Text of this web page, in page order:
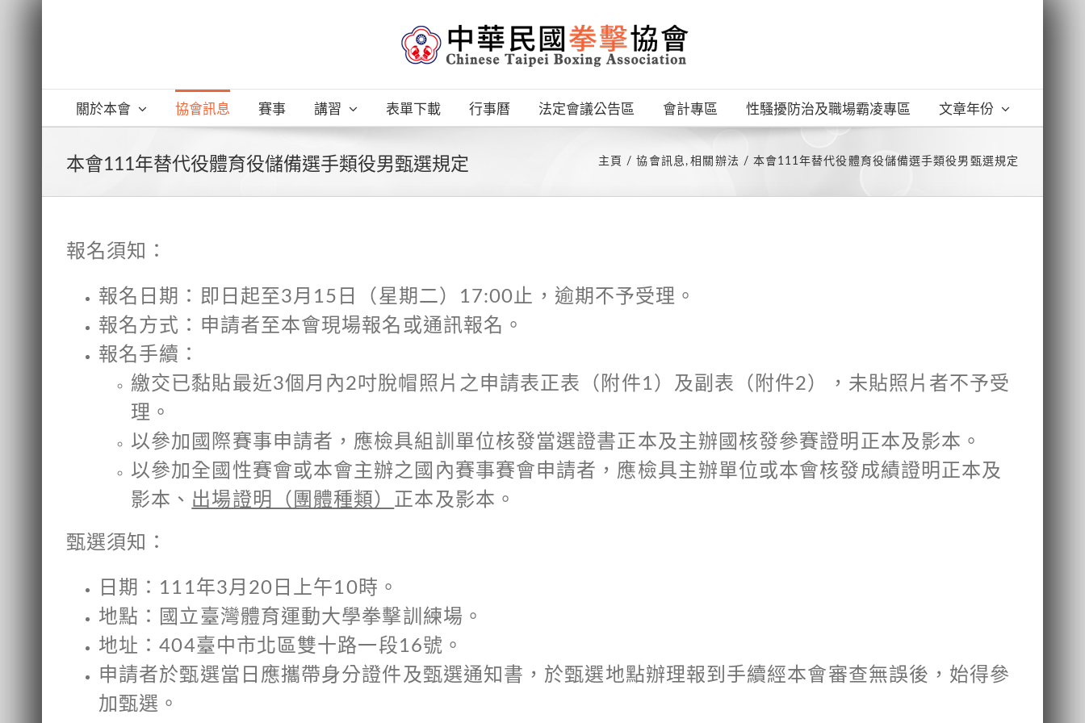
關於本會 協會訊息 賽事 講習 表單下載 行事曆 法定會議公告區 會計專區 性騷擾防治及職場霸凌專區 文章年份
本會111年替代役體育役儲備選手類役男甄選規定 主頁 協會訊息 相關辦法 本會111年替代役體育役儲備選手類役男甄選規定
報名須知：
報名日期：即日起至3月15日（星期二）17:00止，逾期不予受理。
報名方式：申請者至本會現場報名或通訊報名。
報名手續：
繳交已黏貼最近3個月內2吋脫帽照片之申請表正表（附件1）及副表（附件2），未貼照片者不予受
理。
以參加國際賽事申請者，應檢具組訓單位核發當選證書正本及主辦國核發參賽證明正本及影本。
以參加全國性賽會或本會主辦之國內賽事賽會申請者，應檢具主辦單位或本會核發成績證明正本及
影本、 出場證明（團體種類） 正本及影本。
甄選須知：
日期：111年3月20日上午10時。
地點：國立臺灣體育運動大學拳擊訓練場。
地址：404臺中市北區雙十路一段16號。
申請者於甄選當日應攜帶身分證件及甄選通知書，於甄選地點辦理報到手續經本會審查無誤後，始得參
加甄選。